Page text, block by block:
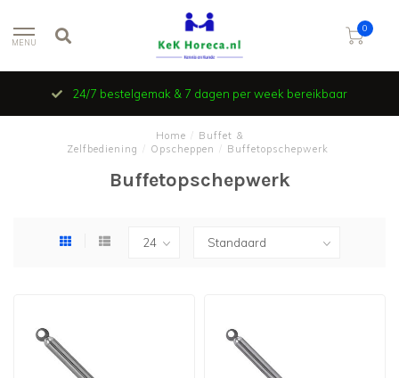
MENU
0
24/7 bestelgemak & 7 dagen per week bereikbaar
Home
Buffet &
Zelfbediening
Opscheppen Buffetopschepwerk
Buffetopschepwerk